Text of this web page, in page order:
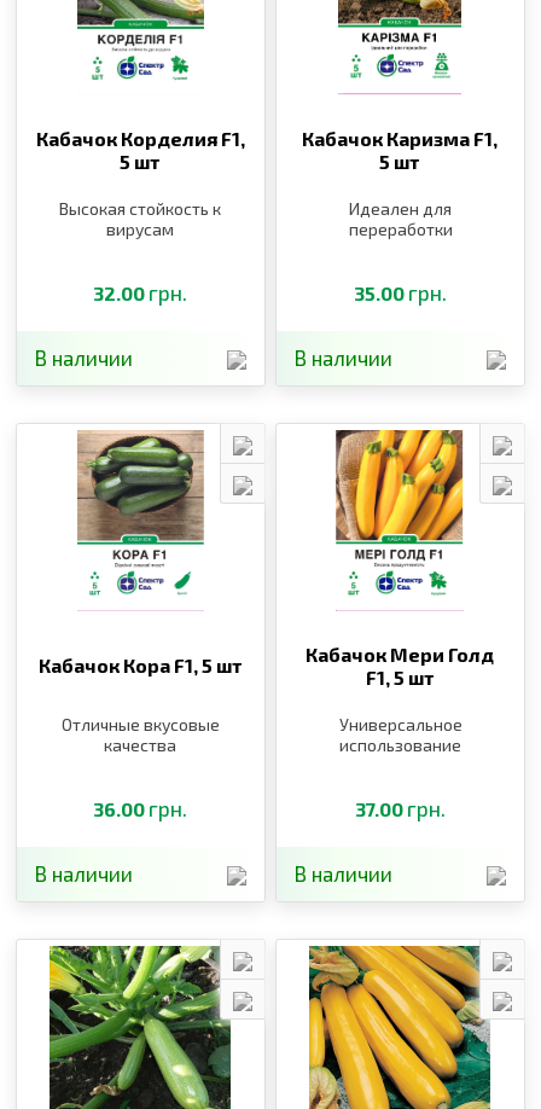
Кабачок Корделия F1,
5 шт
Высокая стойкость к
вирусам
32.00 грн.
В наличии
Кабачок Каризма F1,
5 шт
Идеален для
переработки
35.00 грн.
В наличии
Кабачок Кора F1,5 шт
Отличные вкусовые
качества
36.00 грн.
В наличии
Кабачок Мери Голд
F1,5 шт
Универсальное
использование
37.00 грн.
В наличии